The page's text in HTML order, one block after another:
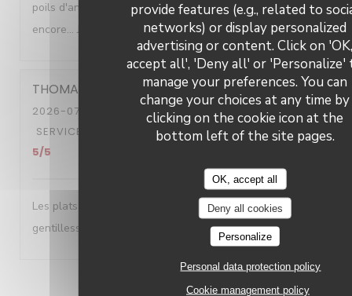
provide features (e.g., related to
networks) or display personalized
advertising or content. Click on
accept all', 'Deny all' or 'Personalize'
manage your preferences. You can
change your choices at any time by
clicking on the cookie icon at the
bottom left of the site pages.
OK, accept all
Deny all cookies
Personalize
Personal data protection policy
Cookie management policy
poils d'animaux!!! Nous reviendrons encore et encore et
encore... Je recommande vivement
THOMAS
2026-07-31
- 19:30 - GUESTS 2
SERVICE
AMBIANCE: 5/5 FOOD: 5/5 VALUE:
5/5
Les plats été très bon et le serveur d'une extrême
gentillesse j'y reviendrai avec grand plaisir
3